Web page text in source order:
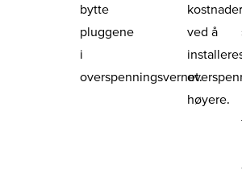
bytte
pluggene
i
overspenningsvernet.
ved å
høyere.